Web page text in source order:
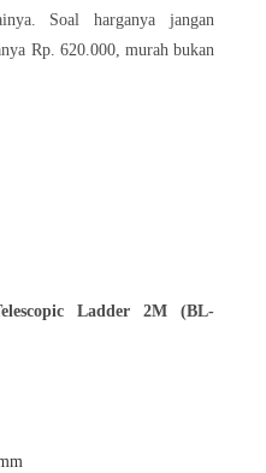
Soal harganya jangan
Rp. 620.000, murah bukan
Ladder 2M (BL-